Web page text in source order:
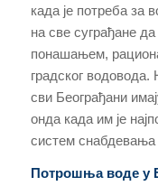
када је потреба за
на све суграђане
понашањем,
градског водовода.
сви Београђани
онда када им је
систeм
Потрошња воде у